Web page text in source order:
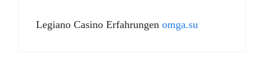
Legiano Casino Erfahrungen omga.su